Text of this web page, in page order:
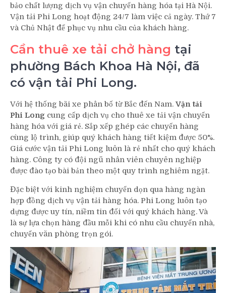
bảo chất lượng dịch vụ vận chuyển hàng hóa tại Hà Nội.
Vận tải Phi Long hoạt động 24/7 làm việc cả ngày. Thứ 7
và Chủ Nhật để phục vụ nhu cầu của khách hàng.
Cần thuê xe tải chở hàng tại
phường Bách Khoa Hà Nội, đã
có vận tải Phi Long.
Với hệ thống bãi xe phân bố từ Bắc đến Nam.Vận tải
Phi Long cung cấp dịch vụ cho thuê xe tải vận chuyển
hàng hóa với giá rẻ. Sắp xếp ghép các chuyến hàng
cùng lộ trình, giúp quý khách hàng tiết kiệm được 50%.
Giá cước vận tải Phi Long luôn là rẻ nhất cho quý khách
hàng. Công ty có đội ngũ nhân viên chuyên nghiệp
được đào tạo bài bản theo một quy trình nghiêm ngặt.
Đặc biệt với kinh nghiệm chuyển dọn qua hàng ngàn
hợp đồng dịch vụ vận tải hàng hóa. Phi Long luôn tạo
dựng được uy tín, niềm tin đối với quý khách hàng. Và
là sự lựa chọn hàng đầu mỗi khi có nhu cầu chuyển nhà,
chuyển văn phòng trọn gói.